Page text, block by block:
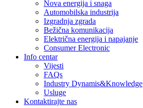
Nova energija i snaga
Automobilska industrija
Izgradnja zgrada
Bežična komunikacija
Električna energija i napajanje
Consumer Electronic
Info centar
Vijesti
FAQs
Industry Dynamis&Knowledge
Usluge
Kontaktirajte nas